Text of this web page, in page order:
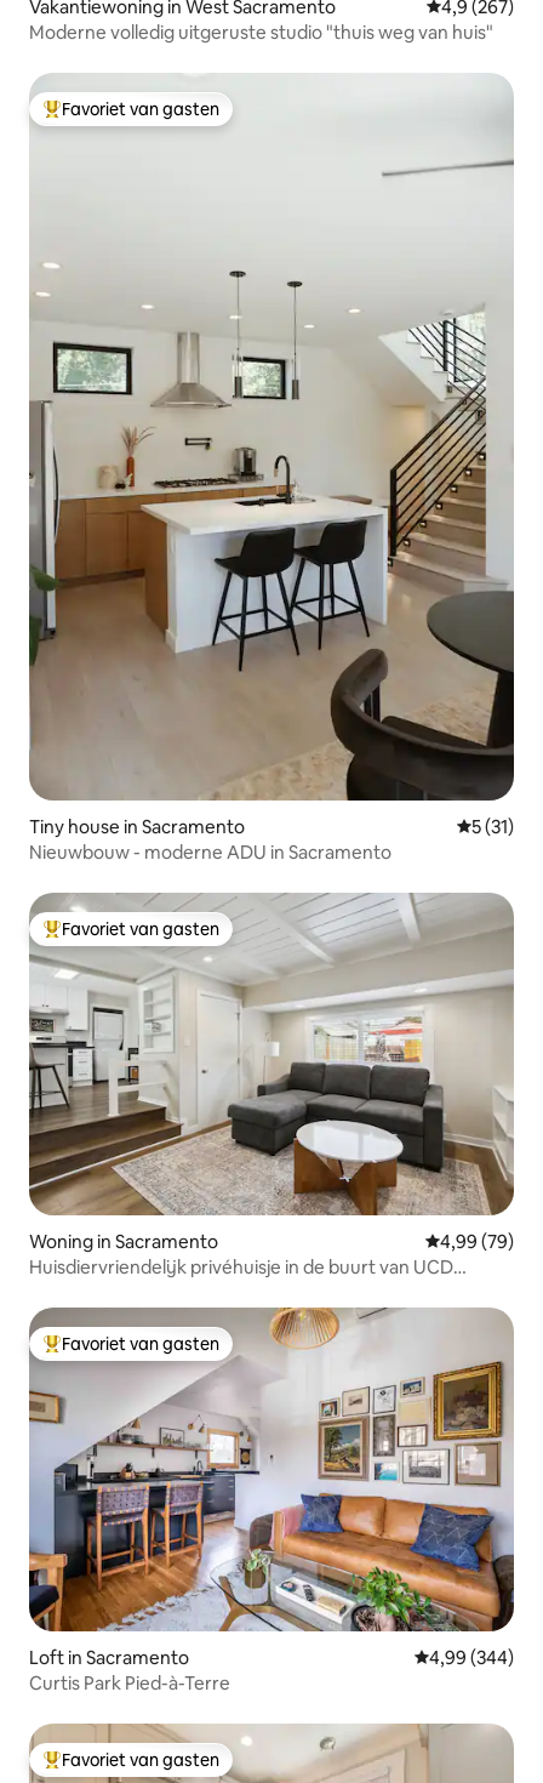
Vakantiewoning in West Sacramento Gemiddelde
4,9 (267)
Moderne volledig uitgeruste studio "thuis weg van huis"
Topfavoriet van gasten
Favoriet van gasten
Tiny house in Sacramento
5 (31)
Nieuwbouw - moderne ADU in Sacramento
Topfavoriet van gasten
Favoriet van gasten
Woning in Sacramento Gemiddelde
4,99 (79)
Huisdiervriendelijk privéhuisje in de buurt van UCD
Topfavoriet van gasten
Favoriet van gasten
Loft in Sacramento Gemiddelde
4,99 (344)
Curtis Park Pied-à-Terre
Topfavoriet van gasten
Favoriet van gasten